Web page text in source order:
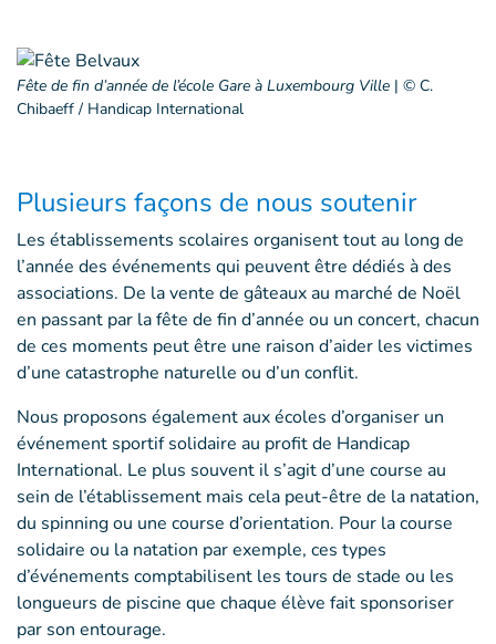
Fête de fin d’année de l’école Gare à Luxembourg Ville | © C.
Chibaeff / Handicap International
Plusieurs façons de nous soutenir
Les établissements scolaires organisent tout au long de
l’année des événements qui peuvent être dédiés à des
associations. De la vente de gâteaux au marché de Noël
en passant par la fête de fin d’année ou un concert, chacun
de ces moments peut être une raison d’aider les victimes
d’une catastrophe naturelle ou d’un conflit.
Nous proposons également aux écoles d’organiser un
événement sportif solidaire au profit de Handicap
International. Le plus souvent il s’agit d’une course au
sein de l’établissement mais cela peut-être de la natation,
du spinning ou une course d’orientation. Pour la course
solidaire ou la natation par exemple, ces types
d’événements comptabilisent les tours de stade ou les
longueurs de piscine que chaque élève fait sponsoriser
par son entourage.